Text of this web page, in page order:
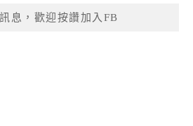
息，歡迎按讚加入FB